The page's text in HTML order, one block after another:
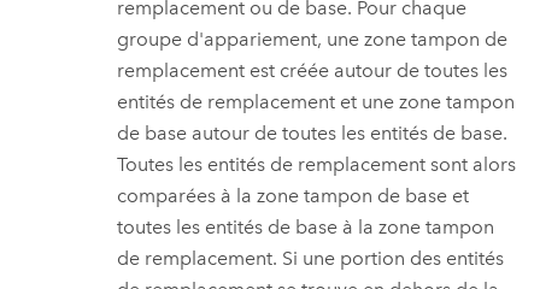
remplacement ou de base. Pour chaque
groupe d'appariement, une zone tampon de
remplacement est créée autour de toutes les
entités de remplacement et une zone tampon
de base autour de toutes les entités de base.
Toutes les entités de remplacement sont alors
comparées à la zone tampon de base et
toutes les entités de base à la zone tampon
de remplacement. Si une portion des entités